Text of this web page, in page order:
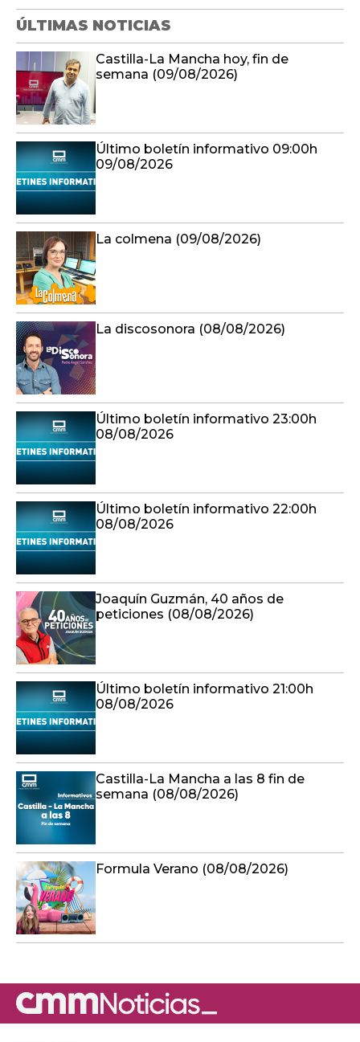
ÚLTIMAS NOTICIAS
Castilla-La Mancha hoy, fin de
semana (09/08/2026)
Último boletín informativo 09:00h
09/08/2026
La colmena (09/08/2026)
La discosonora (08/08/2026)
Último boletín informativo 23:00h
08/08/2026
Último boletín informativo 22:00h
08/08/2026
Joaquín Guzmán, 40 años de
peticiones (08/08/2026)
Último boletín informativo 21:00h
08/08/2026
Castilla-La Mancha a las 8 fin de
semana (08/08/2026)
Formula Verano (08/08/2026)